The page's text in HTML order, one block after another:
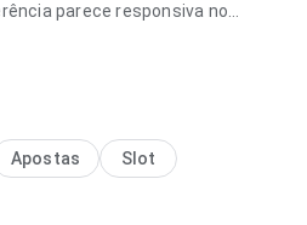
parece responsiva no
de acompanhar. O resultado
Apostas
Slot